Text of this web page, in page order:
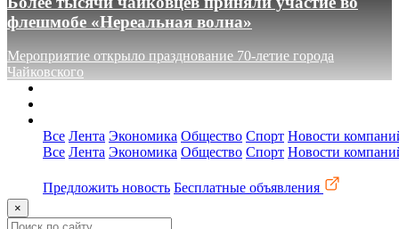
флешмобе «Нереальная волна»
Мероприятие открыло празднование 70-летие города
Чайковского
Все Лента Экономика Общество Спорт Новости
Все Лента Экономика Общество Спорт Новости
Предложить новость Бесплатные объявления
×